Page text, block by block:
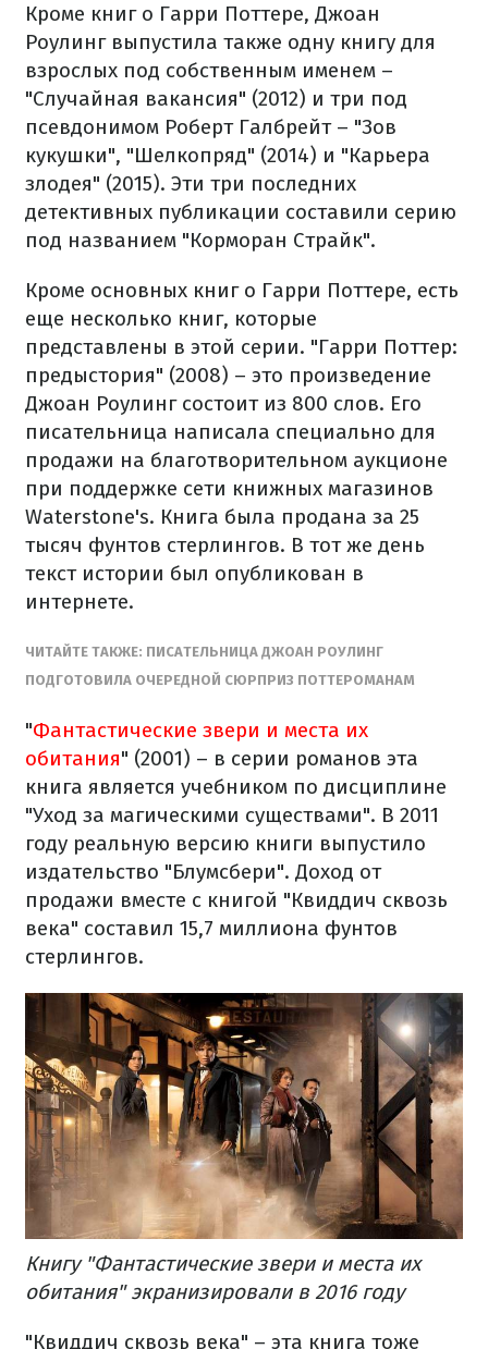
Кроме книг о Гарри Поттере, Джоан
Роулинг выпустила также одну книгу для
взрослых под собственным именем –
"Случайная вакансия" (2012) и три под
псевдонимом Роберт Галбрейт – "Зов
кукушки", "Шелкопряд" (2014) и "Карьера
злодея" (2015). Эти три последних
детективных публикации составили серию
под названием "Корморан Страйк".
Кроме основных книг о Гарри Поттере, есть
еще несколько книг, которые
представлены в этой серии. "Гарри Поттер:
предыстория" (2008) – это произведение
Джоан Роулинг состоит из 800 слов. Его
писательница написала специально для
продажи на благотворительном аукционе
при поддержке сети книжных магазинов
Waterstone's. Книга была продана за 25
тысяч фунтов стерлингов. В тот же день
текст истории был опубликован в
интернете.
ЧИТАЙТЕ ТАКЖЕ: ПИСАТЕЛЬНИЦА ДЖОАН РОУЛИНГ
ПОДГОТОВИЛА ОЧЕРЕДНОЙ СЮРПРИЗ ПОТТЕРОМАНАМ
"Фантастические звери и места их
обитания" (2001) – в серии романов эта
книга является учебником по дисциплине
"Уход за магическими существами". В 2011
году реальную версию книги выпустило
издательство "Блумсбери". Доход от
продажи вместе с книгой "Квиддич сквозь
века" составил 15,7 миллиона фунтов
стерлингов.
Книгу "Фантастические звери и места их
обитания" экранизировали в 2016 году
"Квиддич сквозь века" – эта книга тоже